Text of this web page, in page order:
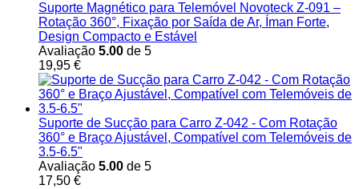
Suporte Magnético para Telemóvel Novoteck Z-091 –
Rotação 360°, Fixação por Saída de Ar, Íman Forte,
Design Compacto e Estável
Avaliação 5.00 de 5
19,95 €
Suporte de Sucção para Carro Z-042 - Com Rotação
360° e Braço Ajustável, Compatível com Telemóveis de
3.5-6.5"
Avaliação 5.00 de 5
17,50 €